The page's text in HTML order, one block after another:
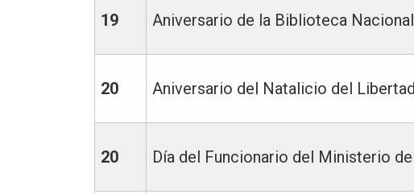
19 Aniversario de la Biblioteca Nacional
20 Aniversario del Natalicio del
20 Día del Funcionario del Ministerio